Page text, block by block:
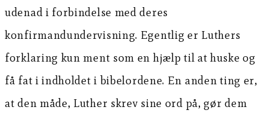
udenad i forbindelse med deres
konfirmandundervisning. Egentlig er Luthers
forklaring kun ment som en hjælp til at huske og
få fat i indholdet i bibelordene. En anden ting er,
at den måde, Luther skrev sine ord på, gør dem